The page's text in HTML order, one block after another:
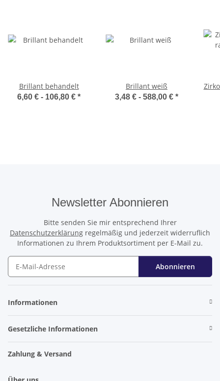
Brillant behandelt
6,60 € - 106,80 € *
Brillant weiß
3,48 € - 588,00 € *
Newsletter Abonnieren
Bitte senden Sie mir entsprechend Ihrer
Datenschutzerklärung regelmäßig und jederzeit widerruflich
Informationen zu Ihrem Produktsortiment per E-Mail zu.
Abonnieren
Informationen
Gesetzliche Informationen
Zahlung & Versand